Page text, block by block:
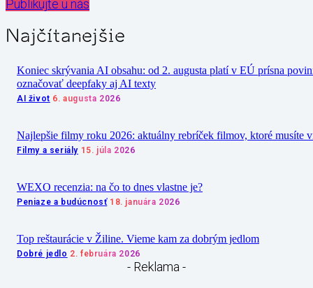
Publikujte u nás
Najčítanejšie
Koniec skrývania AI obsahu: od 2. augusta platí v EÚ prísna
označovať deepfaky aj AI texty
AI život 6. augusta 2026
Najlepšie filmy roku 2026: aktuálny rebríček filmov, ktoré musíte
Filmy a seriály 15. júla 2026
WEXO recenzia: na čo to dnes vlastne je?
Peniaze a budúcnosť 18. januára 2026
Top reštaurácie v Žiline. Vieme kam za dobrým jedlom
Dobré jedlo 2. februára 2026
- Reklama -